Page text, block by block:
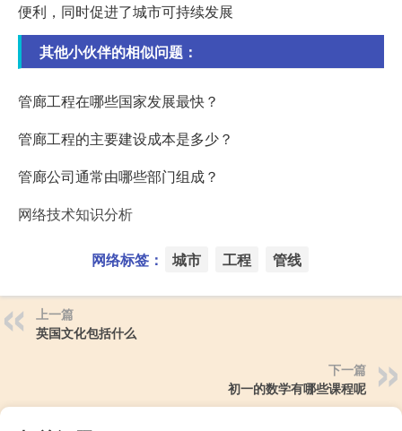
便利，同时促进了城市可持续发展
其他小伙伴的相似问题：
管廊工程在哪些国家发展最快？
管廊工程的主要建设成本是多少？
管廊公司通常由哪些部门组成？
网络技术知识分析
网络标签： 城市 工程 管线
上一篇
英国文化包括什么
下一篇
初一的数学有哪些课程呢